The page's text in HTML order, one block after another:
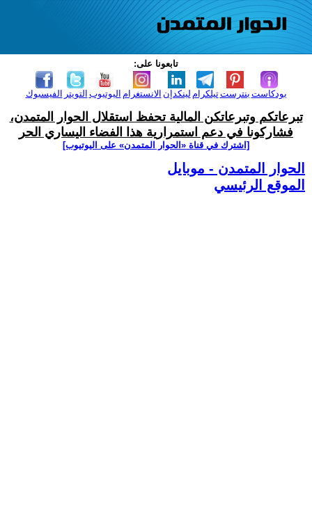
تابعونا على:
الفيسبوك التويتر اليوتيوب الانستغرام لينكدإن تيلكرامبنترست بودكاست
تبرعاتكم وتبرعاتكن المالية تحفظ استقلال الحوار المتمدن،
فشاركونا في دعم استمرارية هذا الفضاء اليساري الحر
[اشترك في قناة ‫«الحوار المتمدن» على اليوتيوب]
الحوار المتمدن - موبايل
الموقع الرئيسي